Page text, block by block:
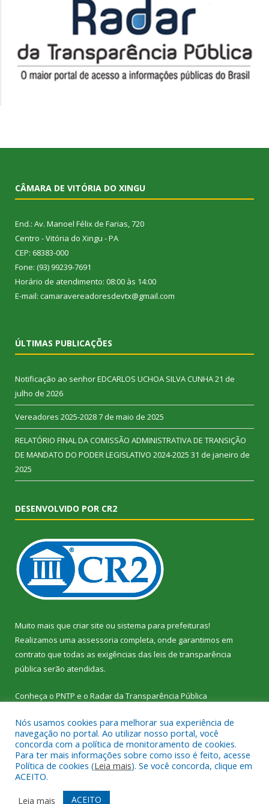
CÂMARA DE VITÓRIA DO XINGU
End.: Av. Manoel Félix de Farias, 720
Centro - Vitória do Xingu - PA
CEP: 68383-000
Fone: (93) 99239-7691
Horário de atendimento: 08:00 às 14:00
E-mail: camaravereadoresdevtx@gmail.com
ÚLTIMAS PUBLICAÇÕES
Notificação ao senhor EDCARLOS UCHOA SILVA CUNHA21 de
julho de 2026
Vereadores 2025-20287 de maio de 2025
RELATÓRIO FINAL DA COMISSÃO ADMINISTRATIVA DE TRANSIÇÃO
DE MANDATO DO PODER LEGISLATIVO 2024-2025 31 de janeiro de
2025
DESENVOLVIDO POR CR2
Muito mais que criar site ou sistema para prefeituras!
Realizamos uma assessoria completa, onde garantimos em
contrato que todas as exigências das leis de transparência
pública serão atendidas.
Conheça o PNTP e o Radar da Transparência Pública
Todos os direitos reservados a Câmara Municipal de Vitória do
Xingu.
Mapa do Site Acessar Área Administrativa
Nós usamos cookies para melhorar sua experiência de
navegação no portal. Ao utilizar nosso portal, você
concorda com a política de monitoramento de cookies.
Para ter mais informações sobre como isso é feito, acesse
Política de cookies (Leia mais). Se você concorda, clique em
ACEITO.
Leia mais
ACEITO